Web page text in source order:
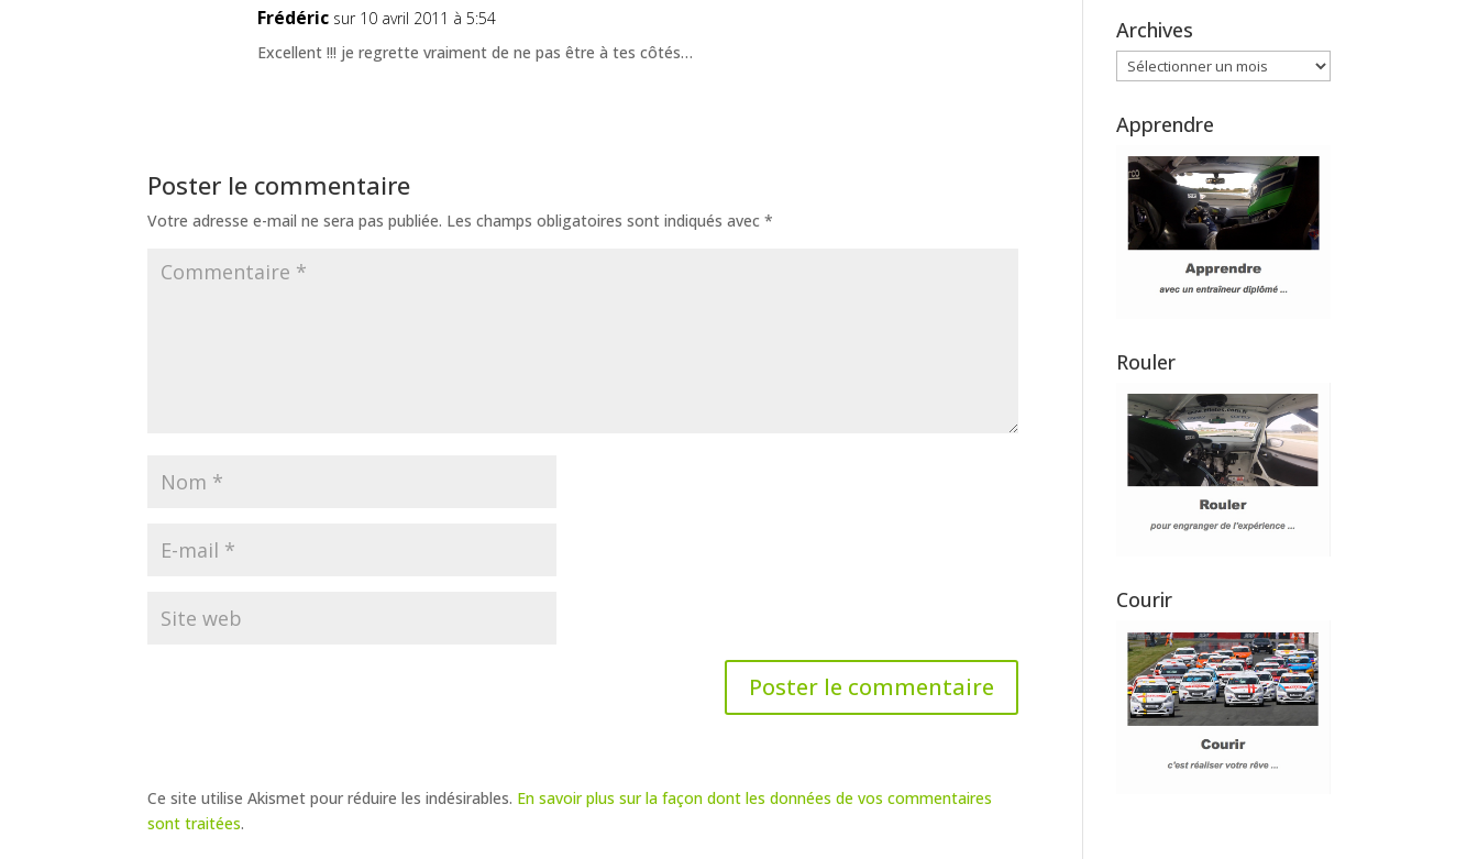
Frédéric sur 10 avril 2011 à 5:54
Excellent !!! je regrette vraiment de ne pas être à tes côtés…
Poster le commentaire
Votre adresse e-mail ne sera pas publiée. Les champs obligatoires sont indiqués avec*
Ce site utilise Akismet pour réduire les indésirables. En savoir plus sur la façon dont les données de vos commentaires
sont traitées.
Archives
Archives
Apprendre
Rouler
Courir